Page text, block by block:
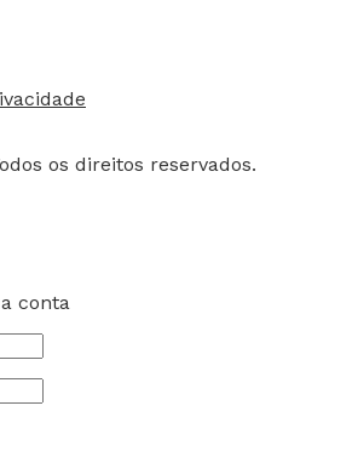
os direitos reservados.
conta